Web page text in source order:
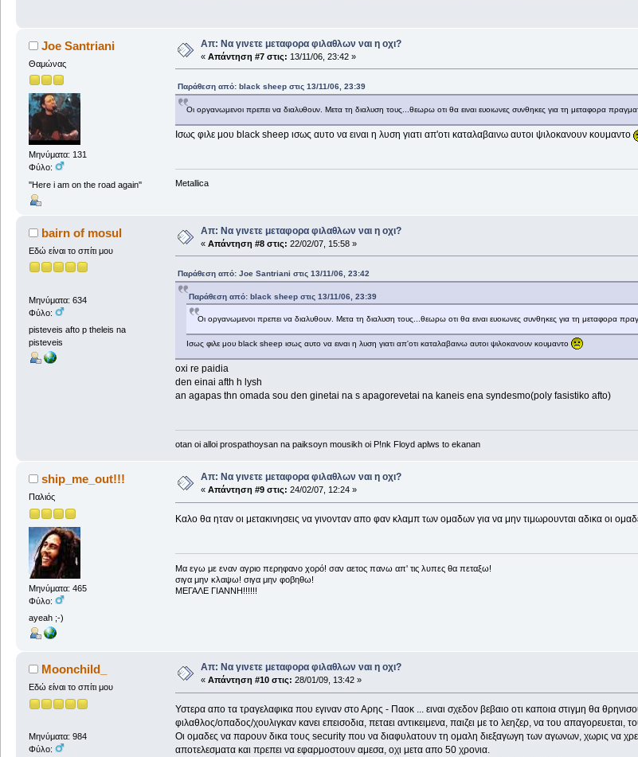
Joe Santriani
Θαμώνας
Μηνύματα: 131
Φύλο:
''Here i am on the road again''
Απ: Να γινετε μεταφορα φιλαθλων ναι η οχι?
« Απάντηση #7 στις: 13/11/06, 23:42 »
Παράθεση από: black sheep στις 13/11/06, 23:39
Οι οργανωμενοι πρεπει να διαλυθουν. Μετα τη διαλυση τους...θεωρω οτι θα ειναι ευοιωνες συνθηκες για τη μεταφορα
Ισως φιλε μου black sheep ισως αυτο να ειναι η λυση γιατι απ'οτι καταλαβαινω αυτοι ψιλοκανουν κουμαντο
Metallica
bairn of mosul
Εδώ είναι το σπίτι μου
Μηνύματα: 634
Φύλο:
pisteveis afto p theleis na
pisteveis
Απ: Να γινετε μεταφορα φιλαθλων ναι η οχι?
« Απάντηση #8 στις: 22/02/07, 15:58 »
Παράθεση από: Joe Santriani στις 13/11/06, 23:42
Παράθεση από: black sheep στις 13/11/06, 23:39
Οι οργανωμενοι πρεπει να διαλυθουν. Μετα τη διαλυση τους...θεωρω οτι θα ειναι ευοιωνες συνθηκες για τη μεταφορα
Ισως φιλε μου black sheep ισως αυτο να ειναι η λυση γιατι απ'οτι καταλαβαινω αυτοι ψιλοκανουν κουμαντο
oxi re paidia
den einai afth h lysh
an agapas thn omada sou den ginetai na s apagorevetai na kaneis ena syndesmo(poly fasistiko afto)
otan oi alloi prospathoysan na paiksoyn mousikh oi P!nk Floyd aplws to ekanan
ship_me_out!!!
Παλιός
Μηνύματα: 465
Φύλο:
ayeah ;-)
Απ: Να γινετε μεταφορα φιλαθλων ναι η οχι?
« Απάντηση #9 στις: 24/02/07, 12:24 »
Καλο θα ηταν οι μετακινησεις να γινονταν απο φαν κλαμπ των ομαδων για να μην τιμωρουνται αδικα οι
Μα εγω με εναν αγριο περηφανο χορό! σαν αετος πανω απ' τις λυπες θα πεταξω!
σιγα μην κλαψω! σιγα μην φοβηθω!
ΜΕΓΑΛΕ ΓΙΑΝΝΗ!!!!!!
Moonchild_
Εδώ είναι το σπίτι μου
Μηνύματα: 984
Φύλο:
Απ: Να γινετε μεταφορα φιλαθλων ναι η οχι?
« Απάντηση #10 στις: 28/01/09, 13:42 »
Υστερα απο τα τραγελαφικα που εγιναν στο Αρης - Παοκ ... ειναι σχεδον βεβαιο οτι καποια στιγμη θα
φιλαθλος/οπαδος/χουλιγκαν κανει επεισοδια, πεταει αντικειμενα, παιζει με το λεηζερ, να του
Οι ομαδες να παρουν δικα τους security που να διαφυλατουν τη ομαλη διεξαγωγη των αγωνων, χωρις να
αποτελεσματα και πρεπει να εφαρμοστουν αμεσα, οχι μετα απο 50 χρονια.